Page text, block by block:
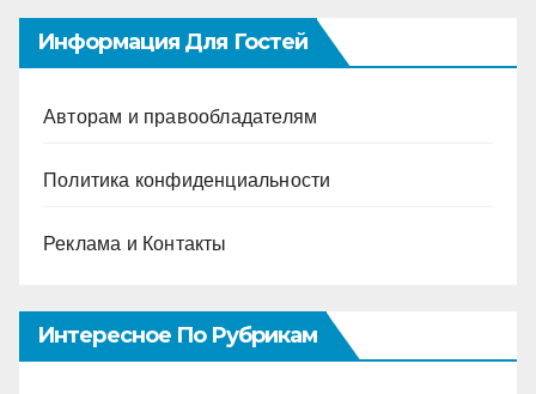
Информация Для Гостей
Авторам и правообладателям
Политика конфиденциальности
Реклама и Контакты
Интересное По Рубрикам